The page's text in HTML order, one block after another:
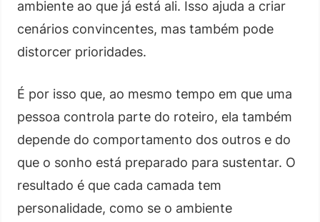
ambiente ao que já está ali. Isso ajuda a criar
cenários convincentes, mas também pode
distorcer prioridades.
É por isso que, ao mesmo tempo em que uma
pessoa controla parte do roteiro, ela também
depende do comportamento dos outros e do
que o sonho está preparado para sustentar. O
resultado é que cada camada tem
personalidade, como se o ambiente